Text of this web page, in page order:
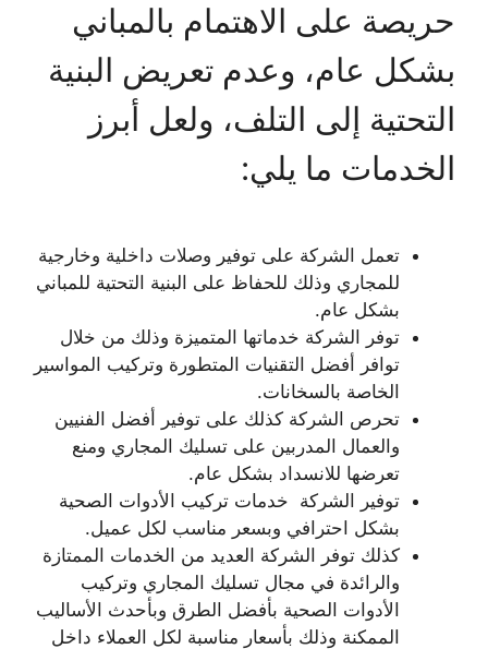
حريصة على الاهتمام بالمباني
بشكل عام، وعدم تعريض البنية
التحتية إلى التلف، ولعل أبرز
الخدمات ما يلي:
تعمل الشركة على توفير وصلات داخلية وخارجية
للمجاري وذلك للحفاظ على البنية التحتية للمباني
بشكل عام.
توفر الشركة خدماتها المتميزة وذلك من خلال
توافر أفضل التقنيات المتطورة وتركيب المواسير
الخاصة بالسخانات.
تحرص الشركة كذلك على توفير أفضل الفنيين
والعمال المدربين على تسليك المجاري ومنع
تعرضها للانسداد بشكل عام.
توفير الشركة خدمات تركيب الأدوات الصحية
بشكل احترافي وبسعر مناسب لكل عميل.
كذلك توفر الشركة العديد من الخدمات الممتازة
والرائدة في مجال تسليك المجاري وتركيب
الأدوات الصحية بأفضل الطرق وبأحدث الأساليب
الممكنة وذلك بأسعار مناسبة لكل العملاء داخل